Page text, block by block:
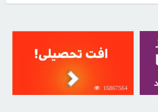
16867564